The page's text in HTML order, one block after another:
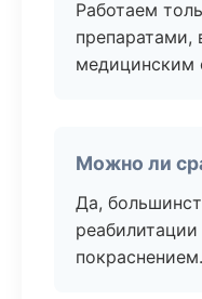
Работаем
медицинским
Можно ли
Да,
покраснением.